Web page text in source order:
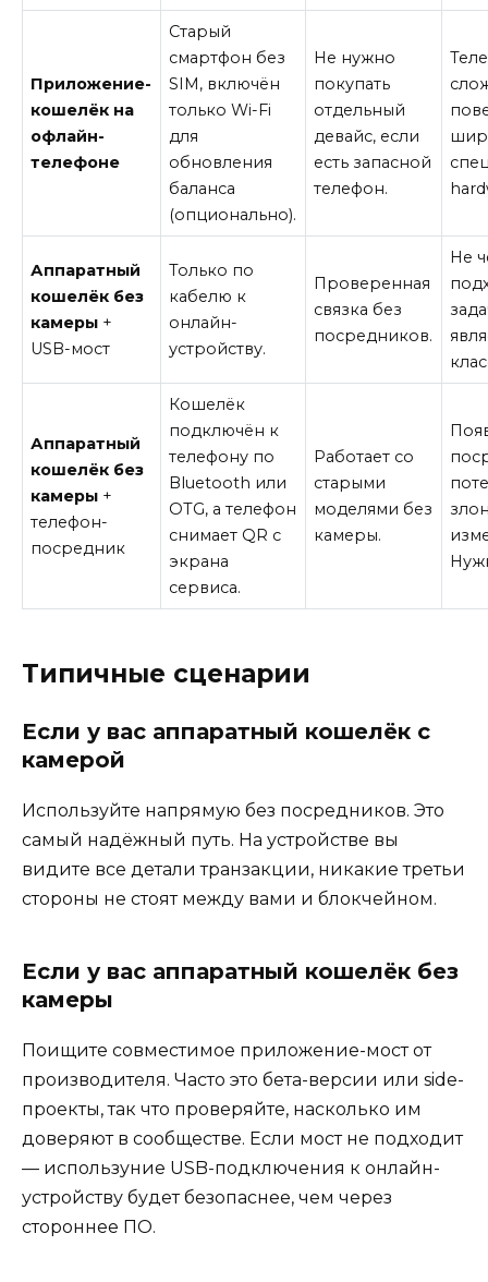
Приложение-
кошелёк на
офлайн-
телефоне
Старый
смартфон без
SIM, включён
только Wi-Fi
для
обновления
баланса
(опционально).
Не нужно
покупать
отдельный
девайс, если
есть запасной
телефон.
Аппаратный
кошелёк без
камеры +
USB-мост
Только по
кабелю к
онлайн-
устройству.
Проверенная
связка без
посредников.
Не
Аппаратный
кошелёк без
камеры +
телефон-
посредник
Кошелёк
подключён к
телефону по
Bluetooth или
OTG, а телефон
снимает QR с
экрана
сервиса.
Работает со
старыми
моделями без
камеры.
Типичные сценарии
Если у вас аппаратный кошелёк с
камерой
Используйте напрямую без посредников. Это
самый надёжный путь. На устройстве вы
видите все детали транзакции, никакие третьи
стороны не стоят между вами и блокчейном.
Если у вас аппаратный кошелёк без
камеры
Поищите совместимое приложение-мост от
производителя. Часто это бета-версии или side-
проекты, так что проверяйте, насколько им
доверяют в сообществе. Если мост не подходит
— используние USB-подключения к онлайн-
устройству будет безопаснее, чем через
стороннее ПО.